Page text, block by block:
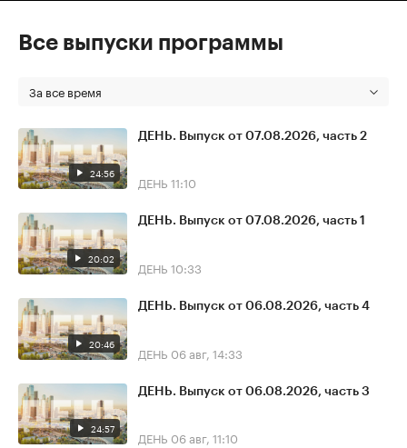
Все выпуски программы
За все время
24:56
ДЕНЬ. Выпуск от 07.08.2026, часть 2
ДЕНЬ 11:10
20:02
ДЕНЬ. Выпуск от 07.08.2026, часть 1
ДЕНЬ 10:33
20:46
ДЕНЬ. Выпуск от 06.08.2026, часть 4
ДЕНЬ 06 авг, 14:33
24:57
ДЕНЬ. Выпуск от 06.08.2026, часть 3
ДЕНЬ 06 авг, 11:10